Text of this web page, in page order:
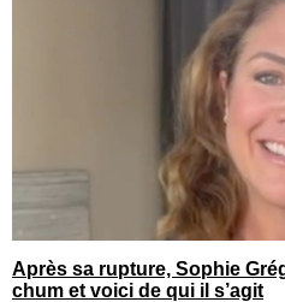
Après sa rupture, Sophie
chum et voici de qui il s’agit